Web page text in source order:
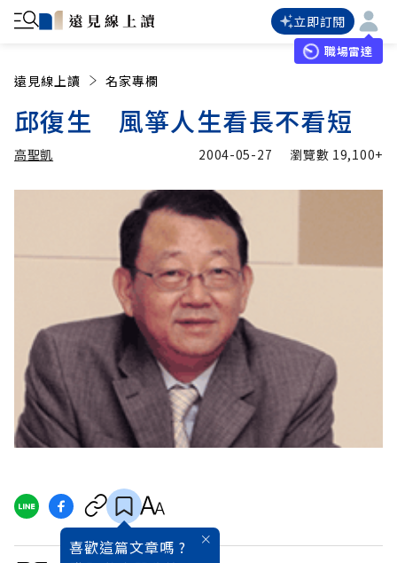
立即訂閱
職場雷達
遠見線上讀 名家專欄
邱復生 風箏人生看長不看短
高聖凱
加入追蹤
2004-05-27 瀏覽數 19,100+
喜歡這篇文章嗎 ?